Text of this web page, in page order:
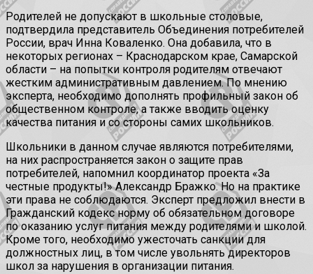
Родителей не допускают в школьные столовые,
подтвердила представитель Объединения потребителей
России, врач Инна Коваленко. Она добавила, что в
некоторых регионах – Краснодарском крае, Самарской
области – на попытки контроля родителям отвечают
жестким административным давлением. По мнению
эксперта, необходимо дополнять профильный закон об
общественном контроле, а также вводить оценку
качества питания и со стороны самих школьников.
Школьники в данном случае являются потребителями,
на них распространяется закон о защите прав
потребителей, напомнил координатор проекта «За
честные продукты!» Александр Бражко. Но на практике
эти права не соблюдаются. Эксперт предложил внести в
Гражданский кодекс норму об обязательном договоре
по оказанию услуг питания между родителями и школой.
Кроме того, необходимо ужесточать санкции для
должностных лиц, в том числе увольнять директоров
школ за нарушения в организации питания.